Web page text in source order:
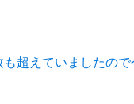
超えていましたの